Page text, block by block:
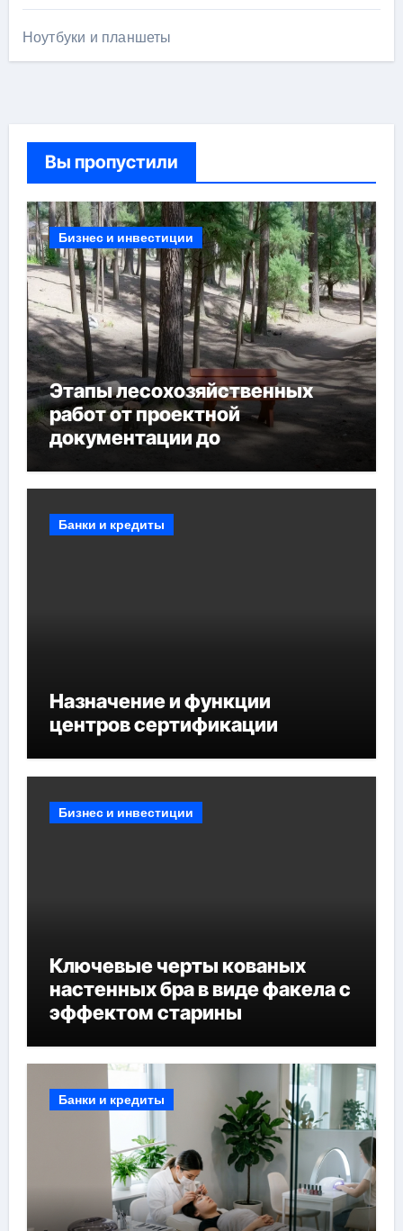
Ноутбуки и планшеты
Вы пропустили
Бизнес и инвестиции
Этапы лесохозяйственных
работ от проектной
документации до
мероприятий и обустройства
Банки и кредиты
Назначение и функции
центров сертификации
Бизнес и инвестиции
Ключевые черты кованых
настенных бра в виде факела с
эффектом старины
Банки и кредиты